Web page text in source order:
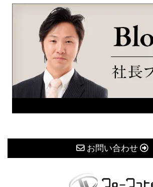
お問い合わせ